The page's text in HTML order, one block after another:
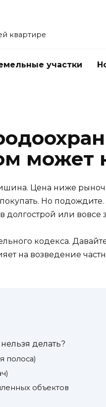
квартире
участки
может
Цена ниже
Но
или вовсе
кодекса.
на возведение
делать?
полоса)
объектов